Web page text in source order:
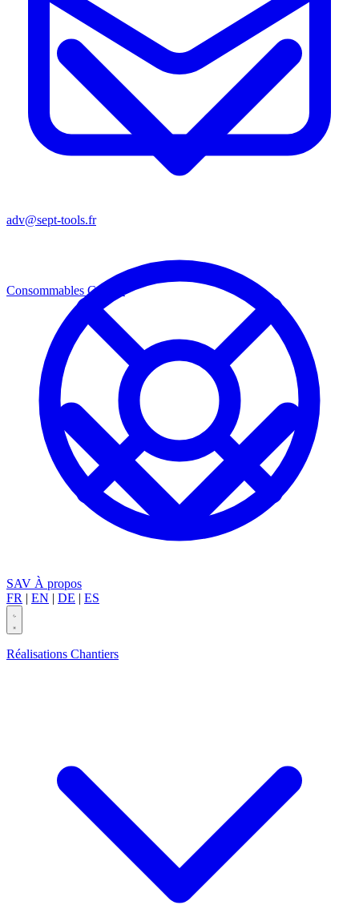
adv@sept-tools.fr
SAV À propos
FR | EN | DE | ES
Consommables Consos
Réalisations Chantiers